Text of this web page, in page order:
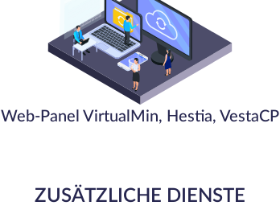
Web-Panel VirtualMin, Hestia, VestaCP
ZUSÄTZLICHE DIENSTE